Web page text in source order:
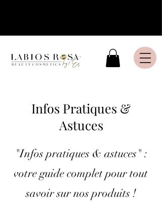
Infos Pratiques &
Astuces
"Infos pratiques & astuces" :
votre guide complet pour tout
savoir sur nos produits !